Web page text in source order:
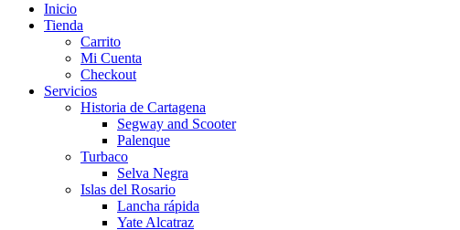
Inicio
Tienda
Carrito
Mi Cuenta
Checkout
Servicios
Historia de Cartagena
Segway and Scooter
Palenque
Turbaco
Selva Negra
Islas del Rosario
Lancha rápida
Yate Alcatraz